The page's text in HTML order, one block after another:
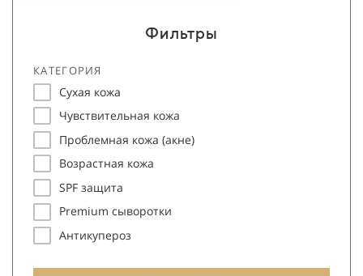
Фильтры
КАТЕГОРИЯ
Сухая кожа
Чувствительная кожа
Проблемная кожа (акне)
Возрастная кожа
SPF защита
Premium сыворотки
Антикупероз